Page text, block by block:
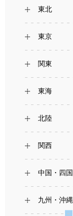
東北
東京
関東
東海
北陸
関西
中国・四国
九州・沖縄